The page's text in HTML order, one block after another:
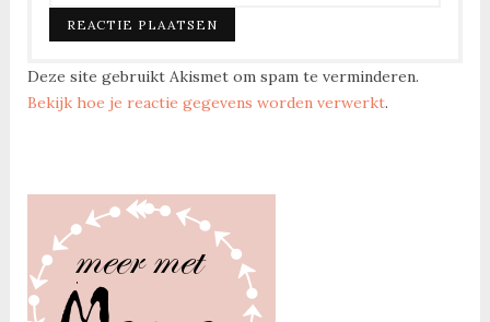
Deze site gebruikt Akismet om spam te verminderen.
Bekijk hoe je reactie gegevens worden verwerkt.